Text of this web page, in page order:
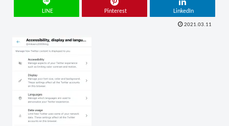
LINE Pinterest LinkedIn
2021.03.11